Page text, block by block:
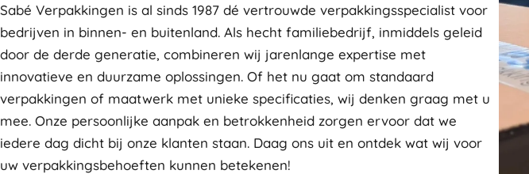
Sabé Verpakkingen is al sinds 1987 dé vertrouwde verpakkingsspecialist voor
bedrijven in binnen- en buitenland. Als hecht familiebedrijf, inmiddels geleid
door de derde generatie, combineren wij jarenlange expertise met
innovatieve en duurzame oplossingen. Of het nu gaat om standaard
verpakkingen of maatwerk met unieke specificaties, wij denken graag met u
mee. Onze persoonlijke aanpak en betrokkenheid zorgen ervoor dat we
iedere dag dicht bij onze klanten staan. Daag ons uit en ontdek wat wij voor
uw verpakkingsbehoeften kunnen betekenen!